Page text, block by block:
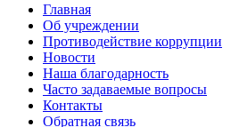
Главная
Об учреждении
Противодействие коррупции
Новости
Наша благодарность
Часто задаваемые вопросы
Контакты
Обратная связь